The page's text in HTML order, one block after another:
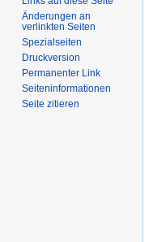
Änderungen an
verlinkten Seiten
Spezialseiten
Druckversion
Permanenter Link
Seiten­­informationen
Seite zitieren